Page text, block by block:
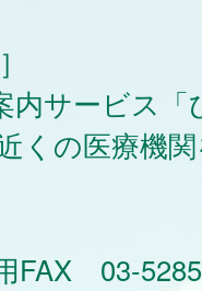
］
内サービス「
くの医療機
FAX 03-